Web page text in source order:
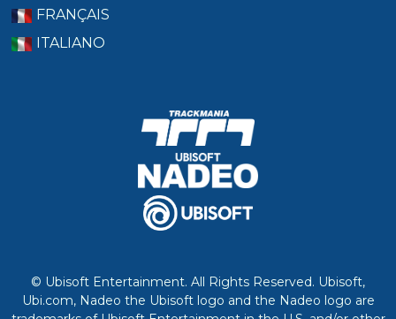
FRANÇAIS
ITALIANO
© Ubisoft Entertainment. All Rights Reserved. Ubisoft,
Ubi.com, Nadeo the Ubisoft logo and the Nadeo logo are